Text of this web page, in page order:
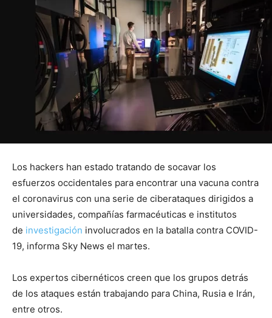
Los hackers han estado tratando de socavar los
esfuerzos occidentales para encontrar una vacuna contra
el coronavirus con una serie de ciberataques dirigidos a
universidades, compañías farmacéuticas e institutos
de investigación involucrados en la batalla contra COVID-
19, informa Sky News el martes.
Los expertos cibernéticos creen que los grupos detrás
de los ataques están trabajando para China, Rusia e Irán,
entre otros.